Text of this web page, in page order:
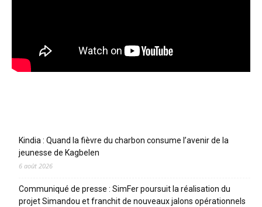
Kindia : Quand la fièvre du charbon consume l’avenir de la
jeunesse de Kagbelen
6 août 2026
Communiqué de presse : SimFer poursuit la réalisation du
projet Simandou et franchit de nouveaux jalons opérationnels